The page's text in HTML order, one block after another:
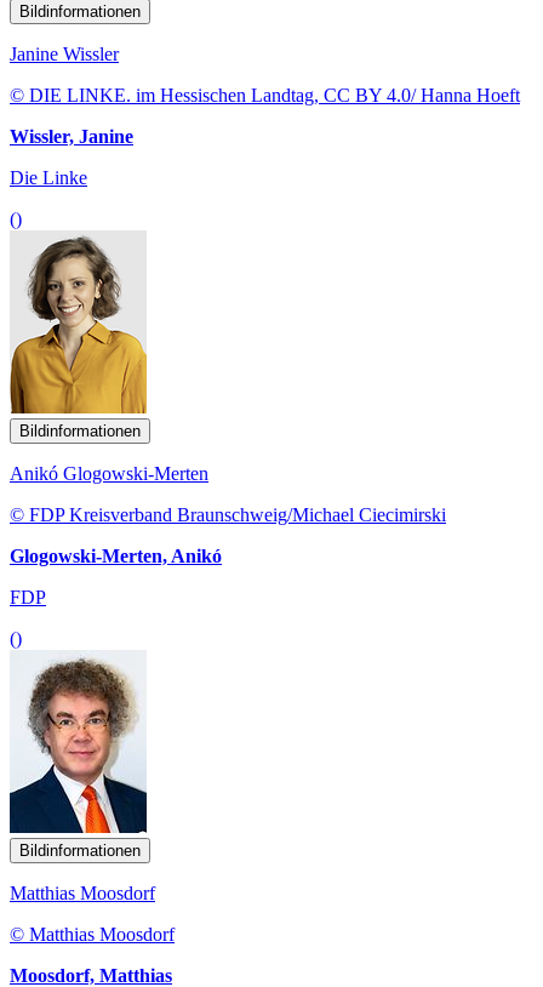
Bildinformationen
Janine Wissler
© DIE LINKE. im Hessischen Landtag, CC BY 4.0/ Hanna Hoeft
Wissler, Janine
Die Linke
()
Bildinformationen
Anikó Glogowski-Merten
© FDP Kreisverband Braunschweig/Michael Ciecimirski
Glogowski-Merten, Anikó
FDP
()
Bildinformationen
Matthias Moosdorf
© Matthias Moosdorf
Moosdorf, Matthias